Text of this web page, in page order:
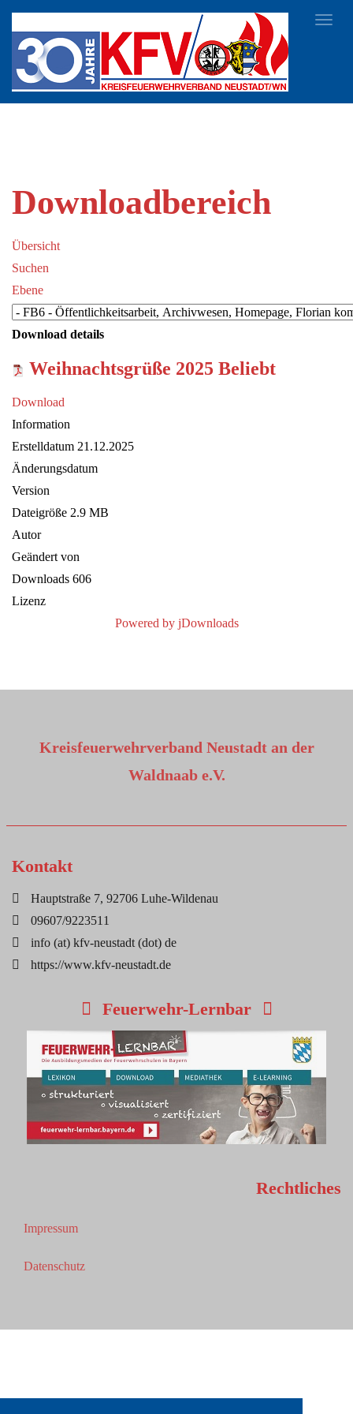
Downloadbereich
Übersicht
Suchen
Ebene
Download details
Weihnachtsgrüße 2025 Beliebt
Download
Information
Erstelldatum 21.12.2025
Änderungsdatum
Version
Dateigröße 2.9 MB
Autor
Geändert von
Downloads 606
Lizenz
Powered by jDownloads
Kreisfeuerwehrverband Neustadt an der
Waldnaab e.V.
Kontakt
Hauptstraße 7, 92706 Luhe-Wildenau
09607/9223511
info (at) kfv-neustadt (dot) de
https://www.kfv-neustadt.de
Feuerwehr-Lernbar
Rechtliches
Impressum
Datenschutz